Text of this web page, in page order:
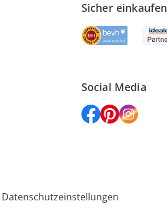
Sicher einkaufen
Social Media
Datenschutzeinstellungen